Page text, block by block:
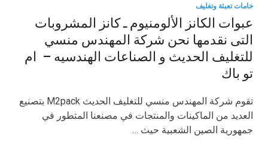
خامات تعبئة وتغليف
عبوات الكانز الألومنيوم ـ كانز المشروبات
التى نقدمها نحن شركة المهندس منسي
للتغليف الحديث و الصناعات الهندسيه – ام
تو باك
تقوم شركة المهندس منسي للتغليف الحديث M2pack بتصنيع
العديد من الماكينات والمنتجات في مصنعنا المتطور في
جمهورية الصين الشعبية حيث …